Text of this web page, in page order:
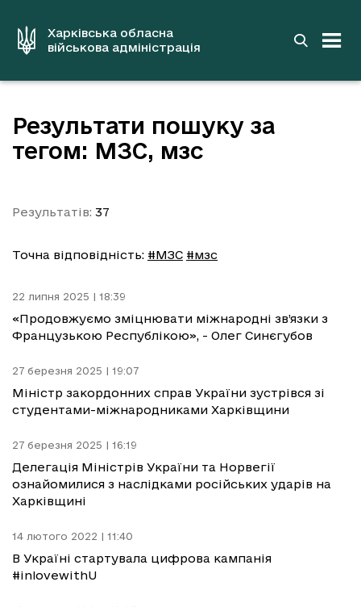
вмістуХарківська обласна
військова адміністрація
Результати пошуку за
тегом: МЗС, мзс
Результатів: 37
Точна відповідність: #МЗС #мзс
22 липня 2025 | 18:39
«Продовжуємо зміцнювати міжнародні зв’язки з
Французькою Республікою», - Олег Синєгубов
27 березня 2025 | 19:07
Міністр закордонних справ України зустрівся зі
студентами-міжнародниками Харківщини
27 березня 2025 | 16:19
Делегація Міністрів України та Норвегії
ознайомилися з наслідками російських ударів на
Харківщині
14 лютого 2022 | 11:40
В Україні стартувала цифрова кампанія
#inlovewithU